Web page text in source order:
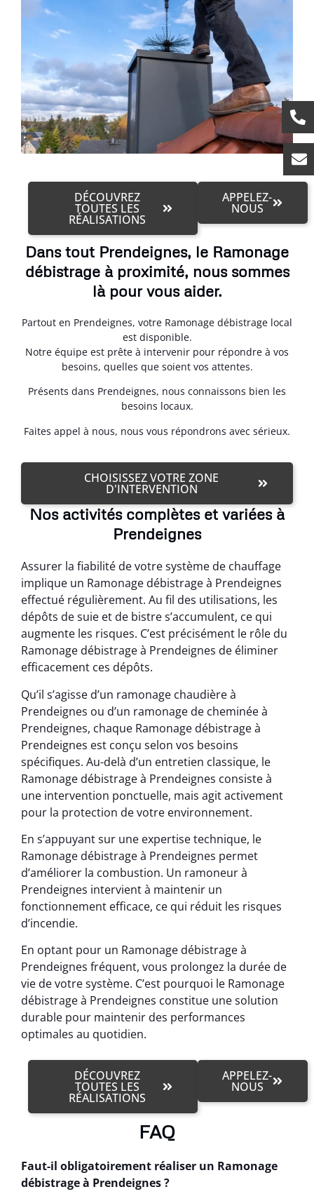
DÉCOUVREZ
TOUTES LES
RÉALISATIONS
APPELEZ-
NOUS
Dans tout Prendeignes, le Ramonage
débistrage à proximité, nous sommes
là pour vous aider.
Partout en Prendeignes, votre Ramonage débistrage local
est disponible.
Notre équipe est prête à intervenir pour répondre à vos
besoins, quelles que soient vos attentes.
Présents dans Prendeignes, nous connaissons bien les
besoins locaux.
Faites appel à nous, nous vous répondrons avec sérieux.
CHOISISSEZ VOTRE ZONE
D'INTERVENTION
Nos activités complètes et variées à
Prendeignes
Assurer la fiabilité de votre système de chauffage
implique un Ramonage débistrage à Prendeignes
effectué régulièrement. Au fil des utilisations, les
dépôts de suie et de bistre s’accumulent, ce qui
augmente les risques. C’est précisément le rôle du
Ramonage débistrage à Prendeignes de éliminer
efficacement ces dépôts.
Qu’il s’agisse d’un ramonage chaudière à
Prendeignes ou d’un ramonage de cheminée à
Prendeignes, chaque Ramonage débistrage à
Prendeignes est conçu selon vos besoins
spécifiques. Au-delà d’un entretien classique, le
Ramonage débistrage à Prendeignes consiste à
une intervention ponctuelle, mais agit activement
pour la protection de votre environnement.
En s’appuyant sur une expertise technique, le
Ramonage débistrage à Prendeignes permet
d’améliorer la combustion. Un ramoneur à
Prendeignes intervient à maintenir un
fonctionnement efficace, ce qui réduit les risques
d’incendie.
En optant pour un Ramonage débistrage à
Prendeignes fréquent, vous prolongez la durée de
vie de votre système. C’est pourquoi le Ramonage
débistrage à Prendeignes constitue une solution
durable pour maintenir des performances
optimales au quotidien.
DÉCOUVREZ
TOUTES LES
RÉALISATIONS
APPELEZ-
NOUS
FAQ
Faut-il obligatoirement réaliser un Ramonage
débistrage à Prendeignes ?